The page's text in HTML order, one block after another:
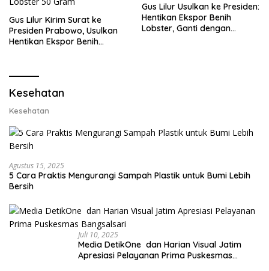
Gus Lilur Kirim Surat ke
Presiden Prabowo, Usulkan
Hentikan Ekspor Benih
Gus Lilur Usulkan ke Presiden:
Hentikan Ekspor Benih
Lobster, Ganti dengan
Kesehatan
Kesehatan
Agustus 15, 2025
5 Cara Praktis Mengurangi Sampah Plastik untuk Bumi Lebih
Bersih
Juli 10, 2025
Media DetikOne dan Harian Visual Jatim
Apresiasi Pelayanan Prima Puskesmas